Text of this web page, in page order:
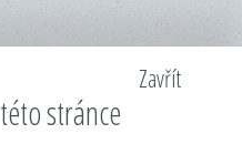
Zavřít
stránce